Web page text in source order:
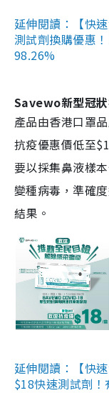
延伸閱讀：【快
測試劑換購優惠
98.26%
Savewo新型冠
產品由香港口罩
抗疫優惠價低至
要以採集鼻液樣
變種病毒，準確
結果。
延伸閱讀：【快
$18快速測試劑